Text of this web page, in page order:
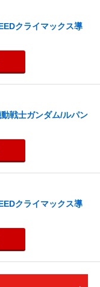
クライマックス導
戦士ガンダム/ルパン
クライマックス導